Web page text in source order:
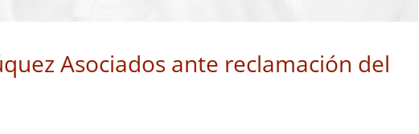
Asociados ante reclamación del